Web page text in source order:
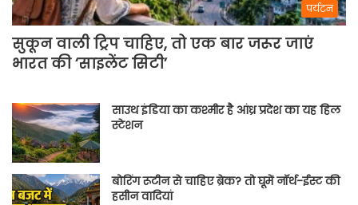
पर्यटन
सुकून वाली ट्रिप चाहिए, तो एक बार जरूर जाएं
भारत की ‘साइलेंट सिटी’
साउथ इंडिया का कश्मीर है आंध्र प्रदेश का यह हिल
स्टेशन
बोरिंग रूटीन से चाहिए ब्रेक? तो घूमें नॉर्थ-ईस्ट की
हसीन वादियां